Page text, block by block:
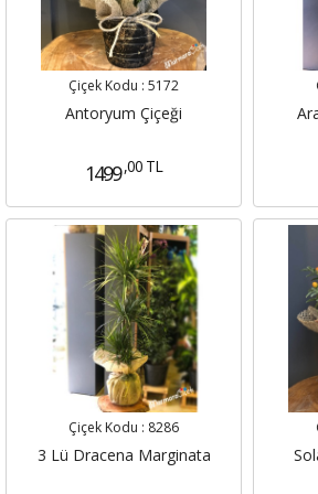
Çiçek Kodu : 5172
Antoryum Çiçeği
1499 ,00 TL
Çiçek Kodu : 8286
3 Lü Dracena Marginata